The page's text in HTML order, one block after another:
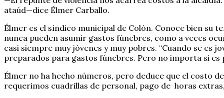
ataúd—dice Élmer Carballo.
Élmer es el síndico municipal de Colón. Conoce bien
nunca pueden asumir gastos fúnebres, como a veces
casi siempre muy jóvenes y muy pobres. “Cuando se es
preparados para gastos fúnebres. Pero no importa si
Élmer no ha hecho números, pero deduce que el costo
requerimos cuadrillas de personal, pago de horas